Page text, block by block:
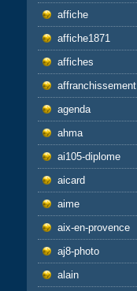
affiche
affiche1871
affiches
affranchissement
agenda
ahma
ai105-diplome
aicard
aime
aix-en-provence
aj8-photo
alain